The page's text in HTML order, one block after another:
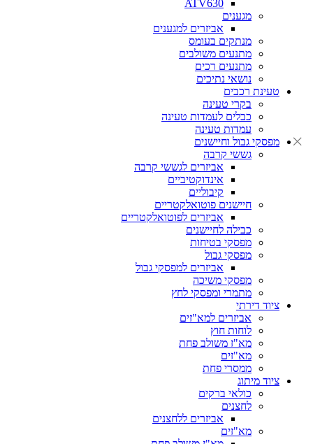
ATV630
מגענים
אביזרים למגענים
מנתקים בעומס
מתנעים משולבים
מתנעים רכים
נושאי נתיכים
טעינת רכבים
בקרי טעינה
כבלים לעמדות טעינה
עמדות טעינה
מפסקי גבול וחיישנים
גששי קרבה
אביזרים לגששי קרבה
אינדוקטיביים
קיבוליים
חיישנים פוטואלקטריים
אביזרים לפוטואלקטריים
כבילה לחיישנים
מפסקי בטיחות
מפסקי גבול
אביזרים למפסקי גבול
מפסקי משיכה
מתמרי ומפסקי לחץ
ציוד דירתי
אביזרים למא"זים
לוחות חוץ
מא"ז משולב פחת
מא"זים
ממסרי פחת
ציוד מיתוג
כולאי ברקים
לחצנים
אביזרים ללחצנים
מא"זים